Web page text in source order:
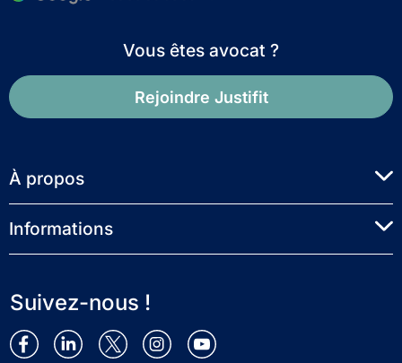
Vous êtes avocat ?
Rejoindre Justifit
À propos
Informations
Suivez-nous !